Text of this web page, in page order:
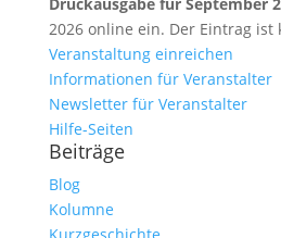
2026 online ein. Der Eintrag ist
Veranstaltung einreichen
Informationen für Veranstalter
Newsletter für Veranstalter
Hilfe-Seiten
Beiträge
Blog
Kolumne